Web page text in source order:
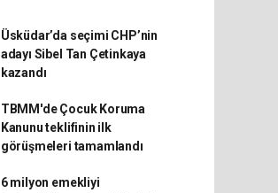
Üsküdar’da seçimi CHP’nin
adayı Sibel Tan Çetinkaya
kazandı
TBMM'de Çocuk Koruma
Kanunu teklifinin ilk
görüşmeleri tamamlandı
6 milyon emekliyi